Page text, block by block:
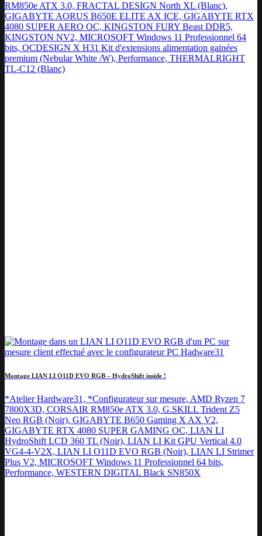
RM850e ATX 3.0, FRACTAL DESIGN North XL (Blanc),
GIGABYTE AORUS B650E ELITE AX ICE, GIGABYTE RTX
4080 SUPER AERO OC, KINGSTON FURY Beast DDR5,
KINGSTON NV2, MICROSOFT Windows 11 Professionnel 64
bits, OCDESIGN X H31 Kit d'extensions alimentation gainées
premium (Nebular White /W), Performance, THERMALRIGHT
TL-C12 (Blanc)
Montage LIAN LI O11D EVO RGB – HydroShift inside !
*Atelier Hardware31, *Configurateur sur mesure, AMD Ryzen 7
7800X3D, CORSAIR RM850e ATX 3.0, G.SKILL Trident Z5
Neo RGB (Noir), GIGABYTE B650 Gaming X AX V2,
GIGABYTE RTX 4080 SUPER GAMING OC, LIAN LI
HydroShift LCD 360 TL (Noir), LIAN LI Kit GPU Vertical 4.0
VG4-4-V2X, LIAN LI O11D EVO RGB (Noir), LIAN LI Strimer
Plus V2, MICROSOFT Windows 11 Professionnel 64 bits,
Performance, WESTERN DIGITAL Black SN850X